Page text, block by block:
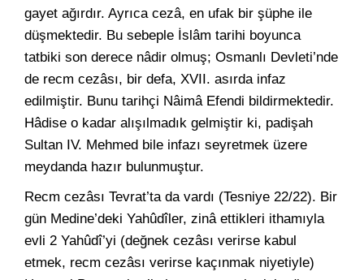
gayet ağırdır. Ayrıca cezâ, en ufak bir şüphe ile
düşmektedir. Bu sebeple İslâm tarihi boyunca
tatbiki son derece nâdir olmuş; Osmanlı Devleti’nde
de recm cezâsı, bir defa, XVII. asırda infaz
edilmiştir. Bunu tarihçi Nâimâ Efendi bildirmektedir.
Hâdise o kadar alışılmadık gelmiştir ki, padişah
Sultan IV. Mehmed bile infazı seyretmek üzere
meydanda hazır bulunmuştur.
Recm cezâsı Tevrat’ta da vardı (Tesniye 22/22). Bir
gün Medine’deki Yahûdîler, zinâ ettikleri ithamıyla
evli 2 Yahûdî’yi (değnek cezâsı verirse kabul
etmek, recm cezâsı verirse kaçınmak niyetiyle)